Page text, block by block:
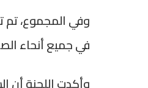
في جميع أنحاء
وأكدت اللجنة أن